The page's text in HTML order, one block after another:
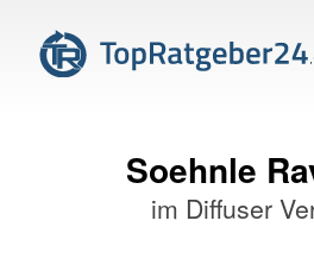
Soehnle
im Diffuser